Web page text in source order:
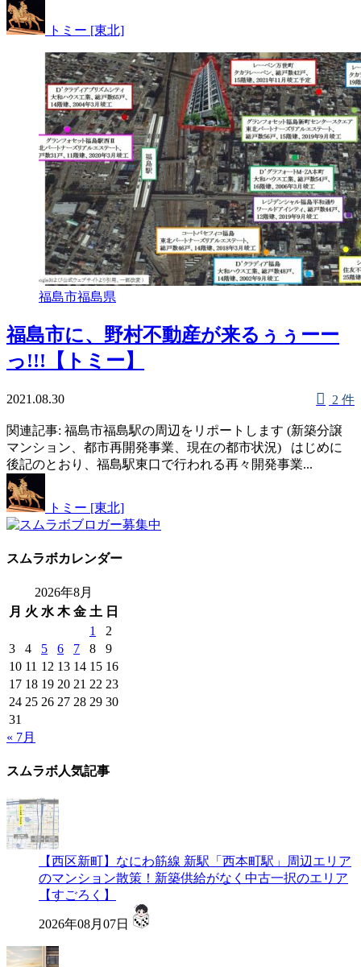
トミー [東北]
福島市福島県
福島市に、野村不動産が来るぅぅーー
っ!!!【トミー】
2021.08.30 2 件
関連記事: 福島市福島駅の周辺をリポートします (新築分譲
マンション、都市再開発事業、現在の都市状況) はじめに
後記のとおり、福島駅東口で行われる再々開発事業...
トミー [東北]
スムラボカレンダー
2026年8月
月 火 水 木 金 土 日
1
2
3
4 5 6 7 8
9
10 11 12 13 14 15 16
17 18 19 20 21 22 23
24 25 26 27 28 29 30
31
« 7月
スムラボ人気記事
【西区新町】なにわ筋線 新駅「西本町駅」周辺エリア
のマンション散策！新築供給がなく中古一択のエリア
【すごろく】
2026年08月07日